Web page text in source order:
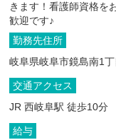
きます！看護師資格を
歓迎です♪
勤務先住所
岐阜県岐阜市鏡島南1
交通アクセス
JR 西岐阜駅 徒歩10分
給与